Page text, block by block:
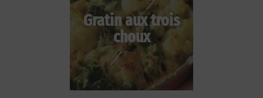
Gratin aux trois
choux